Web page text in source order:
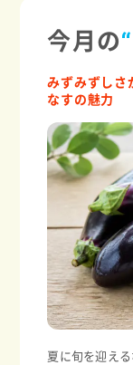
今月の
みずみずしさ
なすの魅力
夏に旬を迎え